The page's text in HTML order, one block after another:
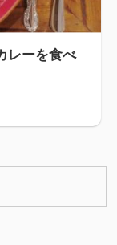
レーを食べ